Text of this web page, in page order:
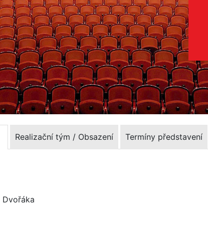
Realizační tým / Obsazení Termíny představení
Dvořáka